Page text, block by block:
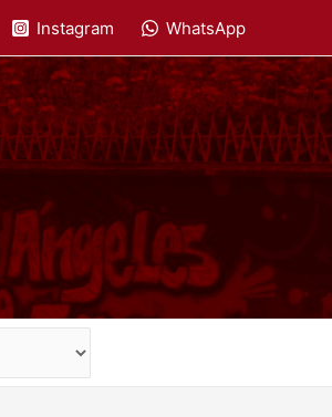
Instagram WhatsApp